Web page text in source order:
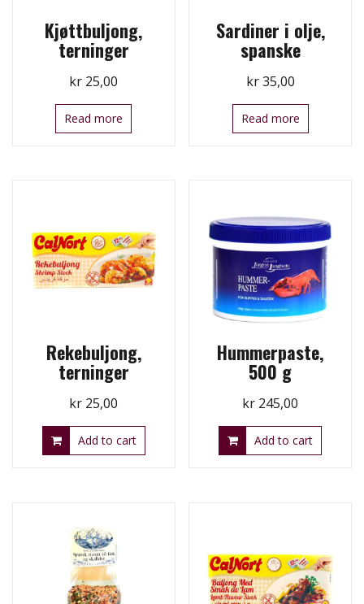
Kjøttbuljong,
terninger
kr 25,00
Read more
Sardiner i olje,
spanske
kr35,00
Read more
Rekebuljong,
terninger
kr 25,00
Add to cart
Hummerpaste,
500 g
kr 245,00
Add to cart